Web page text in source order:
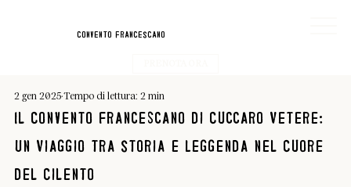
convento franceScano
Il Convento Francescano di Cuccaro Vetere:
Un Viaggio tra Storia e Leggenda nel Cuore
del Cilento
2 gen 2025 Tempo di lettura: 2 min